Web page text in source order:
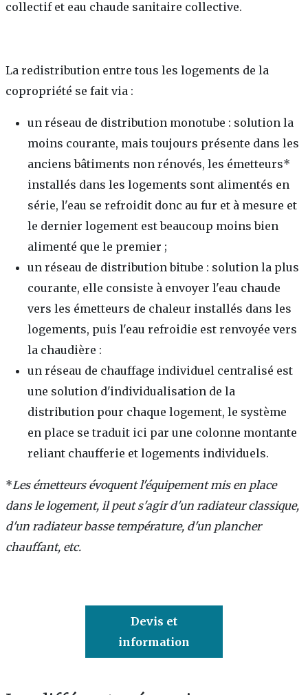
collectif et eau chaude sanitaire collective.
La redistribution entre tous les logements de la
copropriété se fait via :
un réseau de distribution monotube : solution la
moins courante, mais toujours présente dans les
anciens bâtiments non rénovés, les émetteurs*
installés dans les logements sont alimentés en
série, l'eau se refroidit donc au fur et à mesure et
le dernier logement est beaucoup moins bien
alimenté que le premier ;
un réseau de distribution bitube : solution la plus
courante, elle consiste à envoyer l'eau chaude
vers les émetteurs de chaleur installés dans les
logements, puis l'eau refroidie est renvoyée vers
la chaudière :
un réseau de chauffage individuel centralisé est
une solution d'individualisation de la
distribution pour chaque logement, le système
en place se traduit ici par une colonne montante
reliant chaufferie et logements individuels.
*Les émetteurs évoquent l'équipement mis en place
dans le logement, il peut s'agir d'un radiateur classique,
d'un radiateur basse température, d'un plancher
chauffant, etc.
Devis et
information